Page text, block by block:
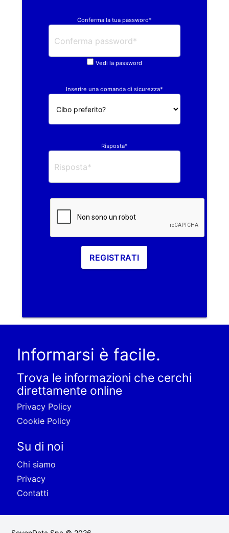
Conferma la tua password*
Vedi la password
Inserire una domanda di sicurezza*
Risposta*
REGISTRATI
Informarsi è facile.
Trova le informazioni che cerchi
direttamente online
Privacy Policy
Cookie Policy
Su di noi
Chi siamo
Privacy
Contatti